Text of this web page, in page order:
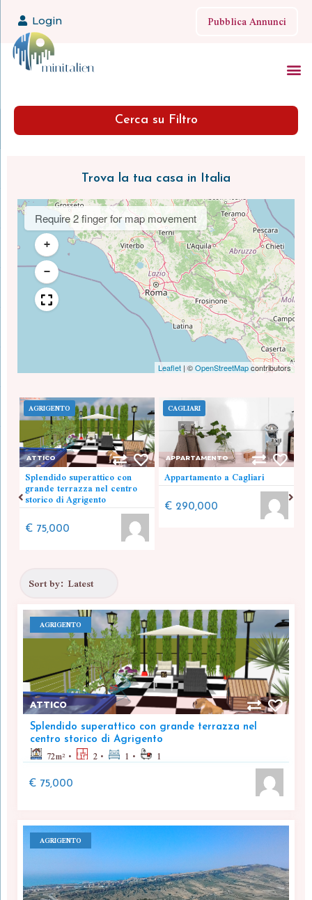
Login Pubblica Annunci
Cerca su Filtro
Trova la tua casa in Italia
+
−
Require 2 finger for map movement
Leaflet | ©OpenStreetMapcontributors
AGRIGENTO
ATTICO
Splendido superattico con
grande terrazza nel centro
storico di Agrigento
€ 75,000
CAGLIARI
APPARTAMENTO
Appartamento a Cagliari
€ 290,000
AGRIGENTO
ATTICO
Splendido superattico con grande terrazza nel
centro storico di Agrigento
72m² 2 1 1
€ 75,000
AGRIGENTO